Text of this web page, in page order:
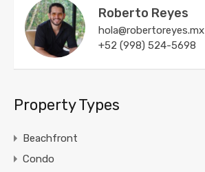
Roberto Reyes
hola@robertoreyes.mx
+52 (998) 524-5698
Property Types
Beachfront
Condo